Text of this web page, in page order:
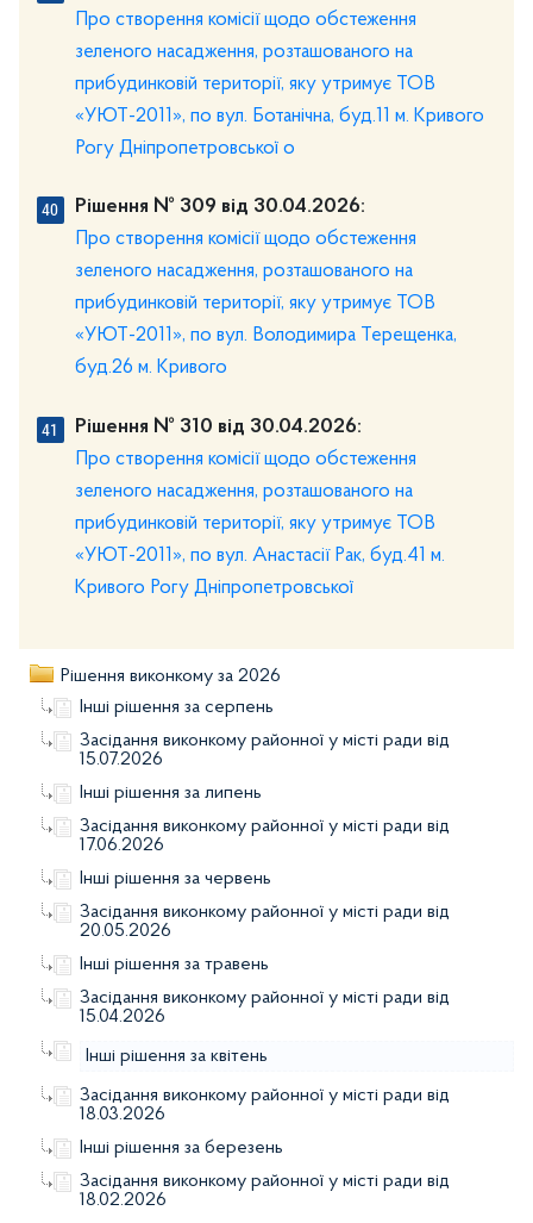
Про створення комісії щодо обстеження
зеленого насадження, розташованого на
прибудинковій території, яку утримує ТОВ
«УЮТ-2011», по вул. Ботанічна, буд.11 м. Кривого
Рогу Дніпропетровської о
Рішення № 309 від 30.04.2026:
Про створення комісії щодо обстеження
зеленого насадження, розташованого на
прибудинковій території, яку утримує ТОВ
«УЮТ-2011», по вул. Володимира Терещенка,
буд.26 м. Кривого
Рішення № 310 від 30.04.2026:
Про створення комісії щодо обстеження
зеленого насадження, розташованого на
прибудинковій території, яку утримує ТОВ
«УЮТ-2011», по вул. Анастасії Рак, буд.41 м.
Кривого Рогу Дніпропетровської
Рішення виконкому за 2026
Інші рішення за серпень
Засідання виконкому районної у місті ради від
15.07.2026
Інші рішення за липень
Засідання виконкому районної у місті ради від
17.06.2026
Інші рішення за червень
Засідання виконкому районної у місті ради від
20.05.2026
Інші рішення за травень
Засідання виконкому районної у місті ради від
15.04.2026
Інші рішення за квітень
Засідання виконкому районної у місті ради від
18.03.2026
Інші рішення за березень
Засідання виконкому районної у місті ради від
18.02.2026